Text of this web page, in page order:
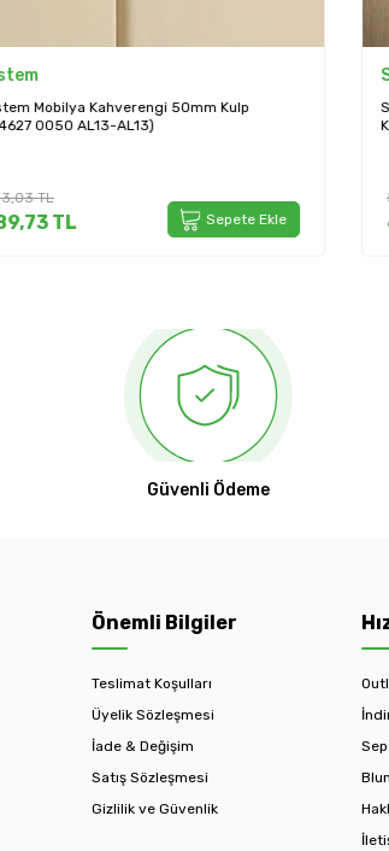
50mm Kulp
System Gömme
Kulp (SY7475 0128
500,41
450,37
Güvenli Ödeme
Önemli Bilgiler
Teslimat Koşulları
Üyelik Sözleşmesi
İade & Değişim
Satış Sözleşmesi
Gizlilik ve Güvenlik